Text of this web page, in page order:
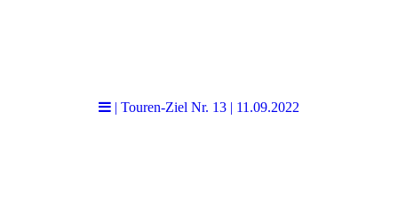
| Touren-Ziel Nr. 13 | 11.09.2022